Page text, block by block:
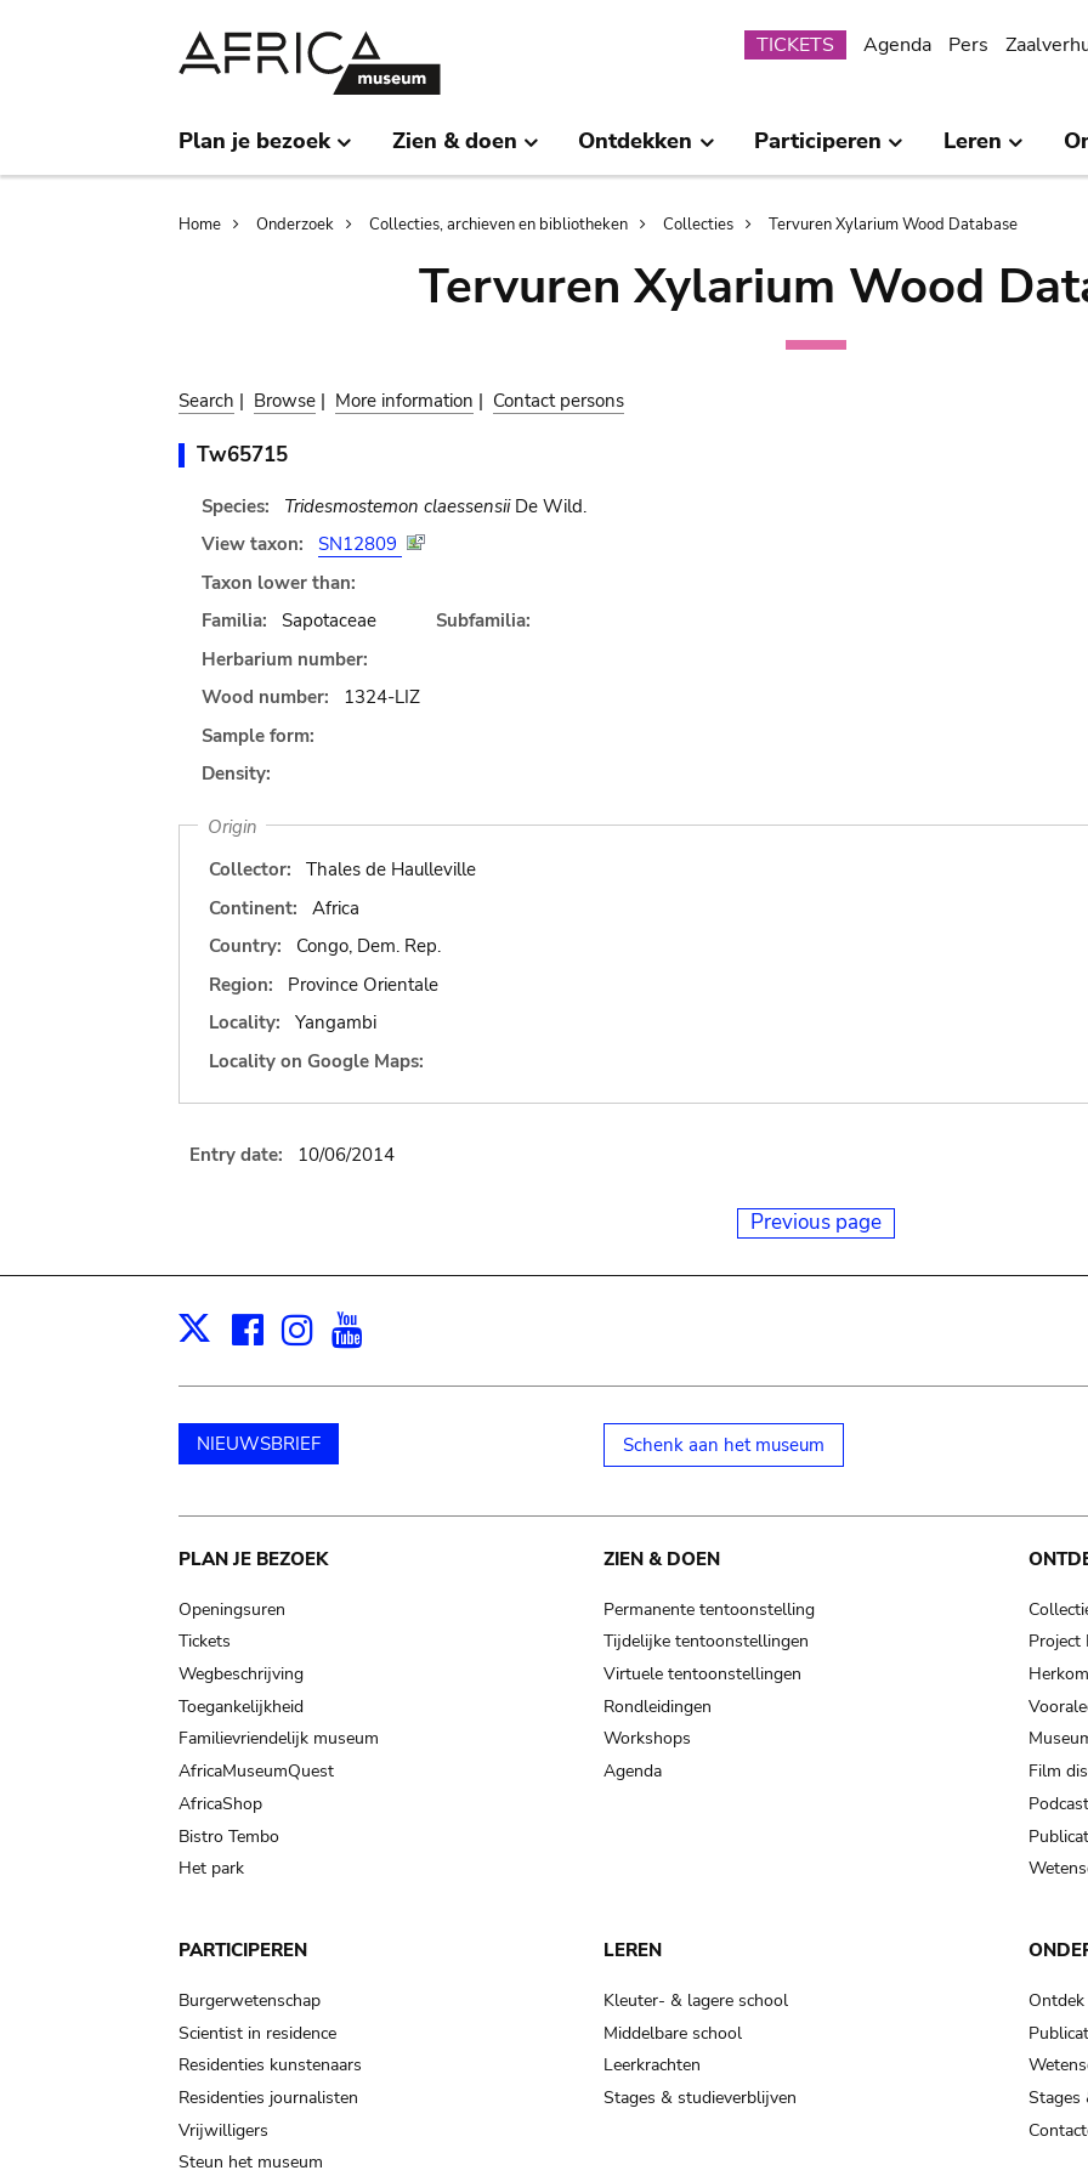
Submenu
TICKETS Agenda Pers
Plan je bezoek Zien & doen Ontdekken Participeren Leren
Breadcrumb
Home Onderzoek Collecties, archieven en bibliotheken Collecties Tervuren Xylarium Wood Database
Tervuren Xylarium Wood
Search | Browse | More information | Contact persons
Tw65715
Species: Tridesmostemon claessensiiDe Wild.
View taxon:
SN12809
Taxon lower than:
Familia:
Sapotaceae
Subfamilia:
Herbarium number:
Wood number:
1324-LIZ
Sample form:
Density:
Origin
Collector:
Thales de Haulleville
Continent:
Africa
Country:
Congo, Dem. Rep.
Region:
Province Orientale
Locality:
Yangambi
Locality on Google Maps:
Entry date: 10/06/2014
Previous page
X Facebook
Instagram
NIEUWSBRIEF Schenk aan het museum
Main
navigation
PLAN JE BEZOEK
Openingsuren
Tickets
Wegbeschrijving
Toegankelijkheid
Familievriendelijk museum
AfricaMuseumQuest
AfricaShop
Bistro Tembo
Het park
ZIEN & DOEN
Permanente tentoonstelling
Tijdelijke tentoonstellingen
Virtuele tentoonstellingen
Rondleidingen
Workshops
Agenda
Project
Film
PARTICIPEREN
Burgerwetenschap
Scientist in residence
Residenties kunstenaars
Residenties journalisten
Vrijwilligers
Steun het museum
LEREN
Kleuter- & lagere school
Middelbare school
Leerkrachten
Stages & studieverblijven
Stages